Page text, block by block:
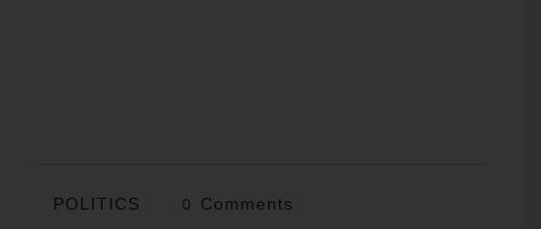
POLITICS 0 Comments